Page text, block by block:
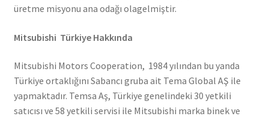
üretme misyonu ana odağı olagelmiştir.
Mitsubishi Türkiye Hakkında
Mitsubishi Motors Cooperation, 1984 yılından bu yanda
Türkiye ortaklığını Sabancı gruba ait Tema Global AŞ ile
yapmaktadır. Temsa Aş, Türkiye genelindeki 30 yetkili
satıcısı ve 58 yetkili servisi ile Mitsubishi marka binek ve